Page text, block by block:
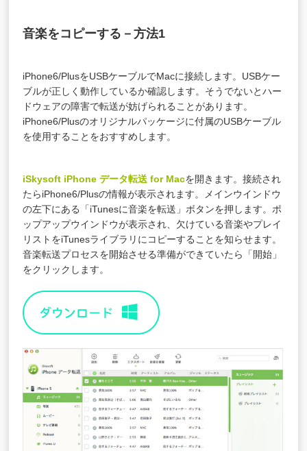
音楽をコピーする－方法1
iPhone6/PlusをUSBケーブルでMacに接続します。USBケー
ブルが正しく動作しているか確認します。そうでないとハー
ドウェアの障害で転送が妨げられることがあります。
iPhone6/Plusのオリジナルパッケージに付属のUSBケーブル
を使用することをおすすめします。
iSkysoft iPhone データ転送 for Macを開きます。接続され
たらiPhone6/Plusの情報が表示されます。メインウインドウ
の左下にある「iTunesに音楽を転送」ボタンを押します。ポ
ップアップウインドウが表示され、欠けている音楽やプレイ
リストをiTunesライブラリにコピーすることを知らせます。
音楽転送プロセスを開始させる準備ができていたら「開始」
をクリックします。